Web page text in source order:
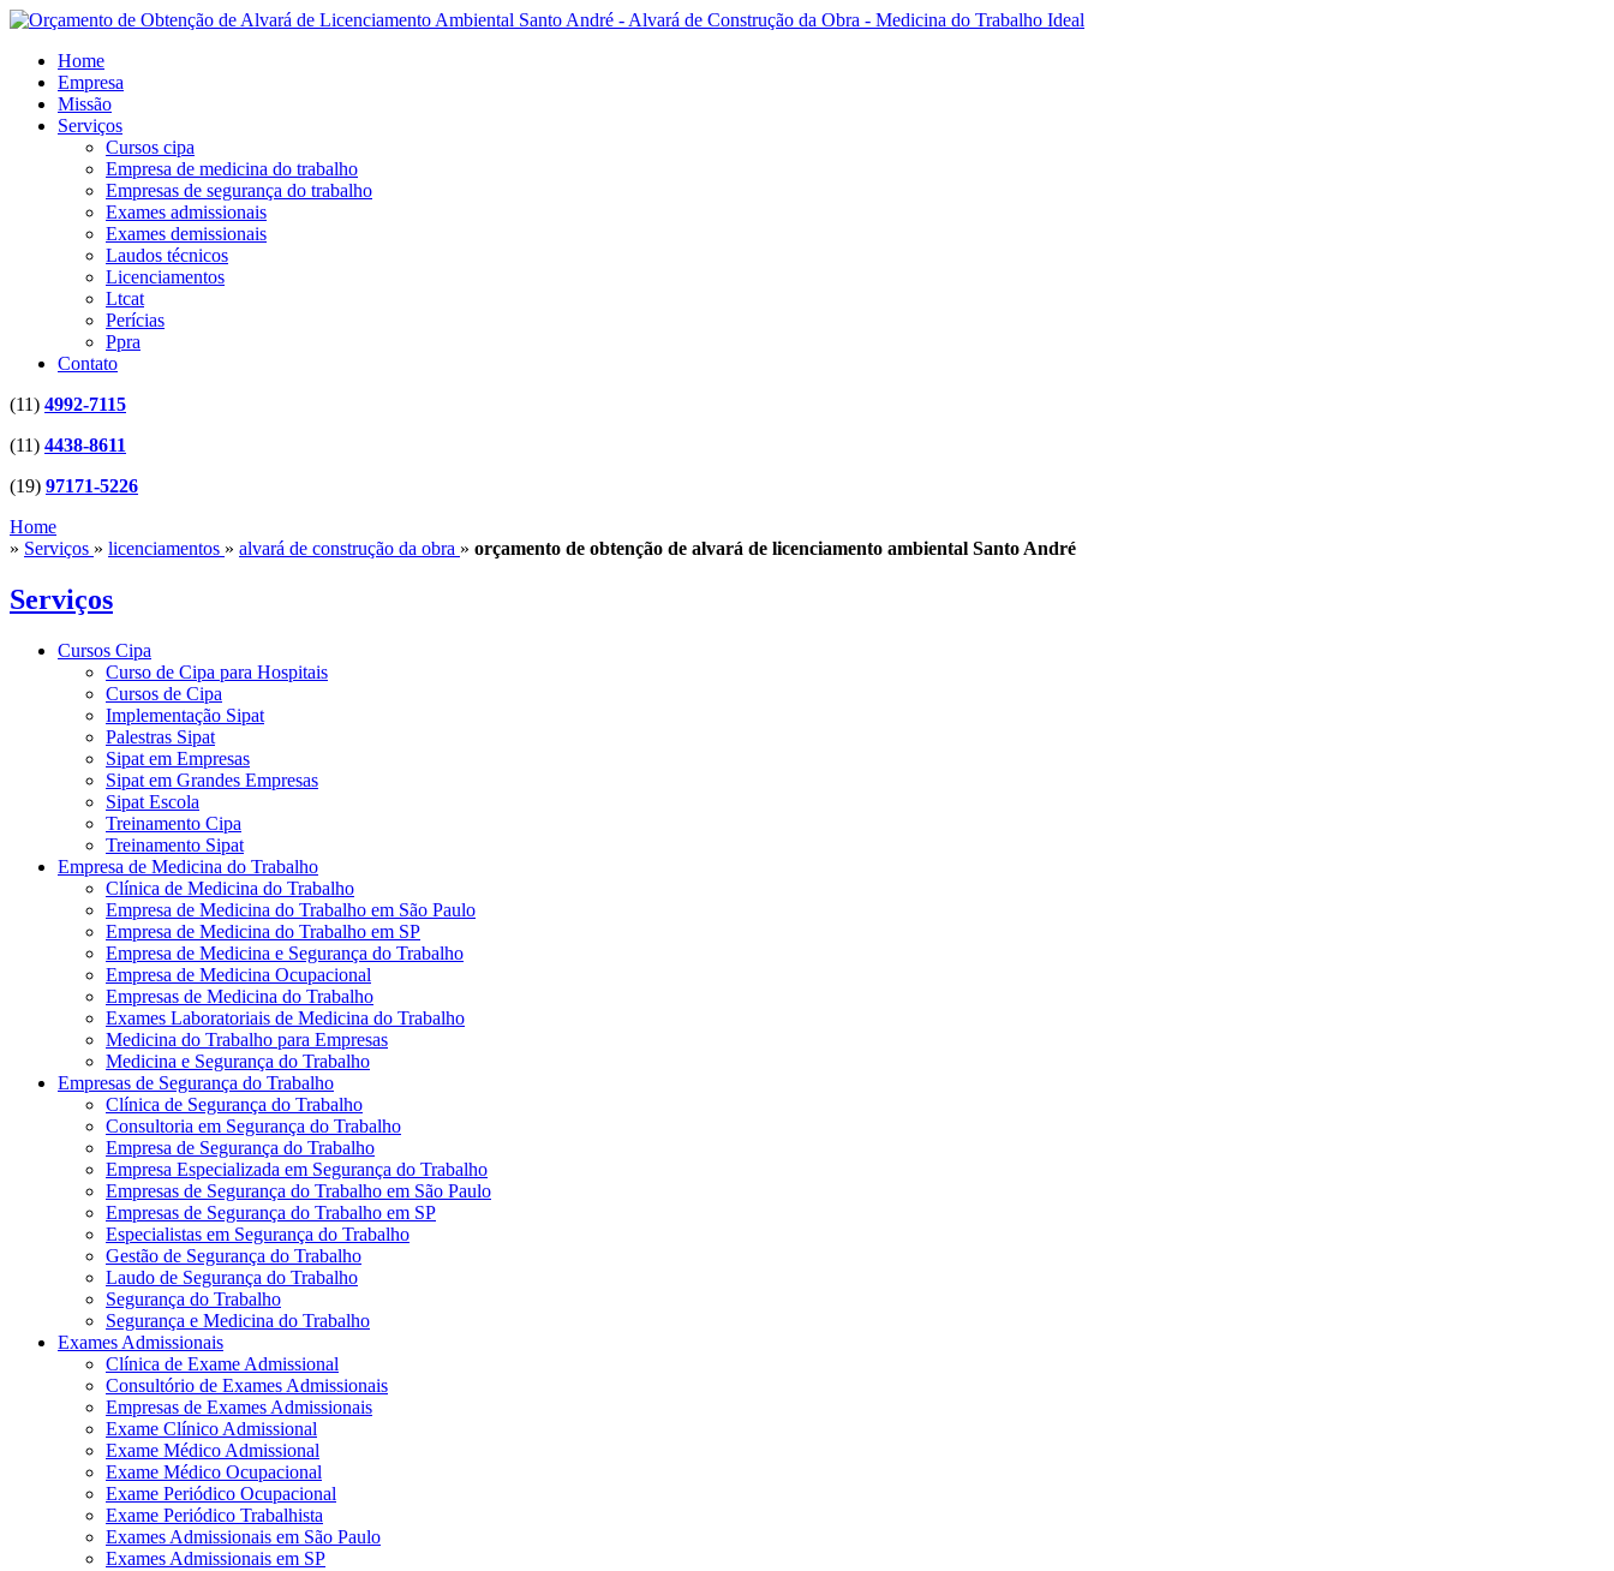
Home
Empresa
Missão
Serviços
Cursos cipa
Empresa de medicina do trabalho
Empresas de segurança do trabalho
Exames admissionais
Exames demissionais
Laudos técnicos
Licenciamentos
Ltcat
Perícias
Ppra
Contato
(11) 4992-7115
(11) 4438-8611
(19) 97171-5226
Home
» Serviços » licenciamentos » alvará de construção da obra » orçamento de obtenção de alvará de licenciamento ambiental Santo André
Serviços
Cursos Cipa
Curso de Cipa para Hospitais
Cursos de Cipa
Implementação Sipat
Palestras Sipat
Sipat em Empresas
Sipat em Grandes Empresas
Sipat Escola
Treinamento Cipa
Treinamento Sipat
Empresa de Medicina do Trabalho
Clínica de Medicina do Trabalho
Empresa de Medicina do Trabalho em São Paulo
Empresa de Medicina do Trabalho em SP
Empresa de Medicina e Segurança do Trabalho
Empresa de Medicina Ocupacional
Empresas de Medicina do Trabalho
Exames Laboratoriais de Medicina do Trabalho
Medicina do Trabalho para Empresas
Medicina e Segurança do Trabalho
Empresas de Segurança do Trabalho
Clínica de Segurança do Trabalho
Consultoria em Segurança do Trabalho
Empresa de Segurança do Trabalho
Empresa Especializada em Segurança do Trabalho
Empresas de Segurança do Trabalho em São Paulo
Empresas de Segurança do Trabalho em SP
Especialistas em Segurança do Trabalho
Gestão de Segurança do Trabalho
Laudo de Segurança do Trabalho
Segurança do Trabalho
Segurança e Medicina do Trabalho
Exames Admissionais
Clínica de Exame Admissional
Consultório de Exames Admissionais
Empresas de Exames Admissionais
Exame Clínico Admissional
Exame Médico Admissional
Exame Médico Ocupacional
Exame Periódico Ocupacional
Exame Periódico Trabalhista
Exames Admissionais em São Paulo
Exames Admissionais em SP